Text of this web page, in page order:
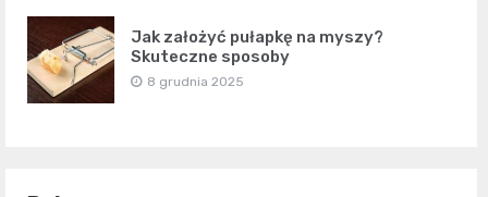
Jak założyć pułapkę na myszy?
Skuteczne sposoby
8 grudnia 2025